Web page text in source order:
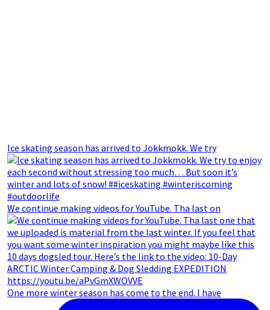
Ice skating season has arrived to Jokkmokk. We try
We continue making videos for YouTube. Tha last on
One more winter season has come to the end. I have